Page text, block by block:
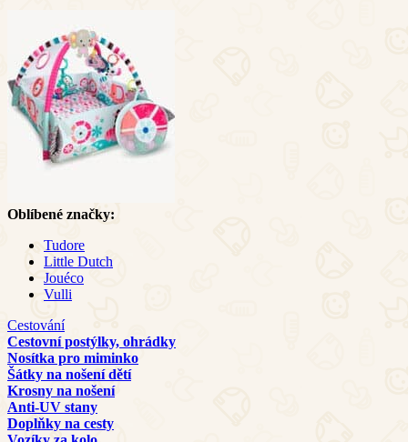
Oblíbené značky:
Tudore
Little Dutch
Jouéco
Vulli
Cestování
Cestovní postýlky, ohrádky
Nosítka pro miminko
Šátky na nošení dětí
Krosny na nošení
Anti-UV stany
Doplňky na cesty